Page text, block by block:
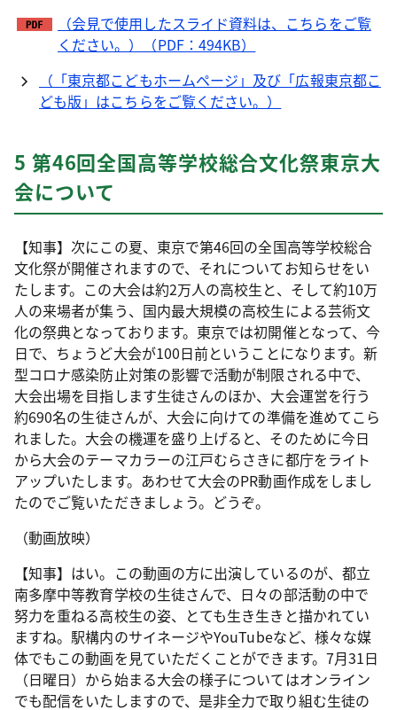
（会見で使用したスライド資料は、こちらをご覧
ください。）（PDF：494KB）
（「東京都こどもホームページ」及び「広報東京都こ
ども版」はこちらをご覧ください。）
5 第46回全国高等学校総合文化祭東京大
会について
【知事】次にこの夏、東京で第46回の全国高等学校総合
文化祭が開催されますので、それについてお知らせをい
たします。この大会は約2万人の高校生と、そして約10万
人の来場者が集う、国内最大規模の高校生による芸術文
化の祭典となっております。東京では初開催となって、今
日で、ちょうど大会が100日前ということになります。新
型コロナ感染防止対策の影響で活動が制限される中で、
大会出場を目指します生徒さんのほか、大会運営を行う
約690名の生徒さんが、大会に向けての準備を進めてこら
れました。大会の機運を盛り上げると、そのために今日
から大会のテーマカラーの江戸むらさきに都庁をライト
アップいたします。あわせて大会のPR動画作成をしまし
たのでご覧いただきましょう。どうぞ。
（動画放映）
【知事】はい。この動画の方に出演しているのが、都立
南多摩中等教育学校の生徒さんで、日々の部活動の中で
努力を重ねる高校生の姿、とても生き生きと描かれてい
ますね。駅構内のサイネージやYouTubeなど、様々な媒
体でもこの動画を見ていただくことができます。7月31日
（日曜日）から始まる大会の様子についてはオンライン
でも配信をいたしますので、是非全力で取り組む生徒の